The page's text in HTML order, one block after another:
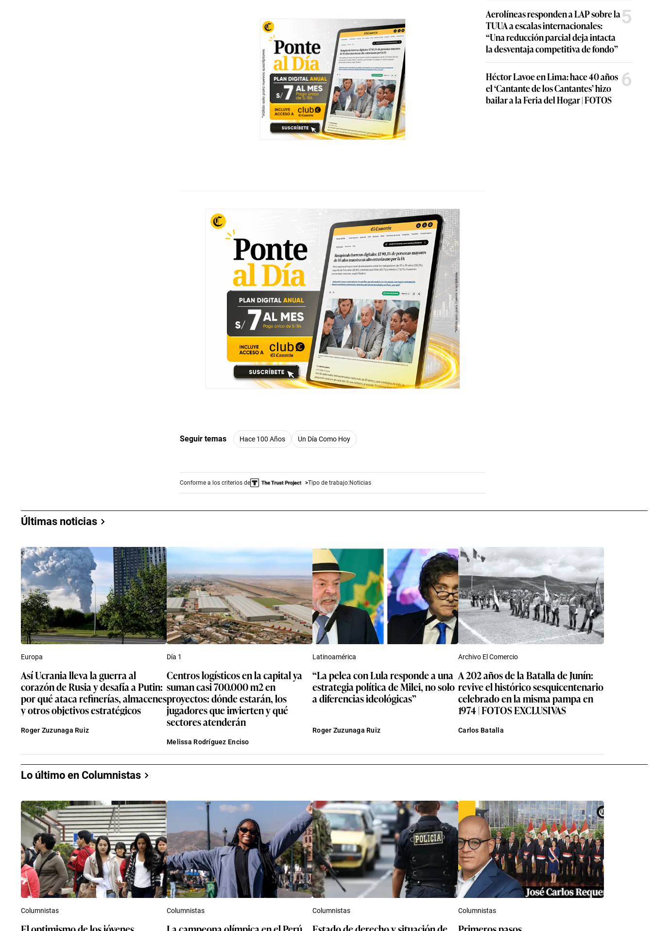
Seguir temas Hace 100 Años Un Día Como Hoy
Conforme a los criterios de Tipo de trabajo: Noticias
Aerolíneas responden a LAP sobre la
TUUA a escalas internacionales:
“Una reducción parcial deja intacta
la desventaja competitiva de fondo”
5
Héctor Lavoe en Lima: hace 40 años
el ‘Cantante de los Cantantes’ hizo
bailar a la Feria del Hogar | FOTOS
6
Últimas noticias
Europa
Así Ucrania lleva la guerra al
corazón de Rusia y desafía a Putin:
por qué ataca refinerías, almacenes
y otros objetivos estratégicos
Roger Zuzunaga Ruiz
Día 1
Centros logísticos en la capital ya
suman casi 700.000 m2 en
proyectos: dónde estarán, los
jugadores que invierten y qué
sectores atenderán
Melissa Rodríguez Enciso
Latinoamérica
“La pelea con Lula responde a una
estrategia política de Milei, no solo
a diferencias ideológicas”
Roger Zuzunaga Ruiz
Archivo El Comercio
A 202 años de la Batalla de Junín:
revive el histórico sesquicentenario
celebrado en la misma pampa en
1974 | FOTOS EXCLUSIVAS
Carlos Batalla
Lo último en Columnistas
Columnistas Columnistas Columnistas Columnistas